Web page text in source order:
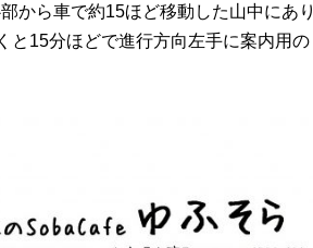
から車で約15ほど移動した山中にあり
と15分ほどで進行方向左手に案内用の